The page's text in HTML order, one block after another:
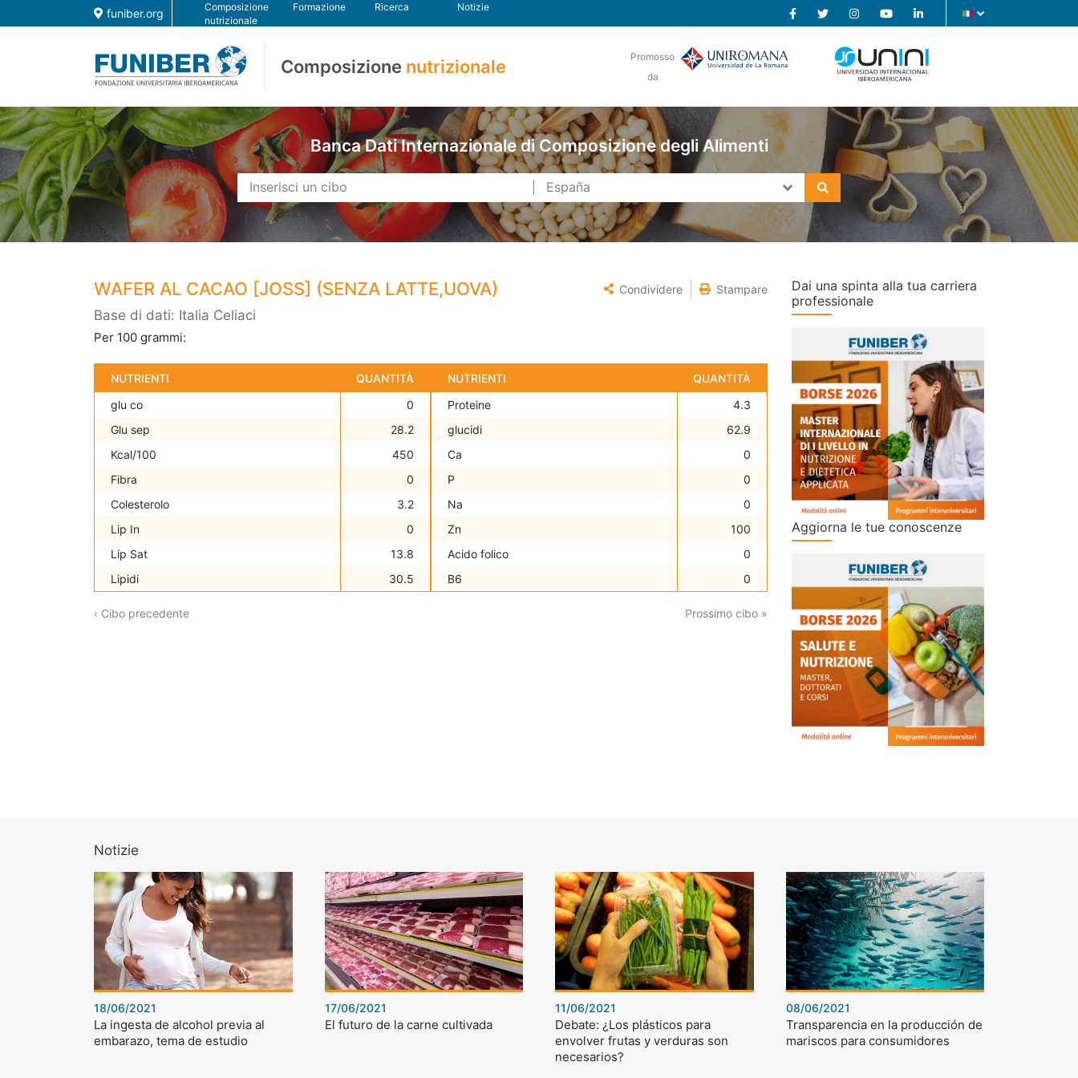
funiber.org
Composizione
nutrizionale
Formazione Ricerca Notizie
Composizione nutrizionale
Promosso
da
Banca Dati Internazionale di Composizione degli Alimenti
WAFER AL CACAO [JOSS] (SENZA LATTE,UOVA) Condividere Stampare
Base di dati: Italia Celiaci
Per 100 grammi:
NUTRIENTI
QUANTITÀ
glu co
0
Glu sep
28.2
Kcal/100
450
Fibra
0
Colesterolo
3.2
Lip In
0
Lip Sat
13.8
Lipidi
30.5
NUTRIENTI
QUANTITÀ
Proteine
4.3
glucidi
62.9
Ca
0
P
0
Na
0
Zn
100
Acido folico
0
B6
0
‹ Cibo precedente Prossimo cibo »
Dai una spinta alla tua carriera
professionale
Aggiorna le tue conoscenze
Notizie
18/06/2021
La ingesta de alcohol previa al
embarazo, tema de estudio
17/06/2021
El futuro de la carne cultivada
11/06/2021
Debate: ¿Los plásticos para
envolver frutas y verduras son
necesarios?
08/06/2021
Transparencia en la producción de
mariscos para consumidores